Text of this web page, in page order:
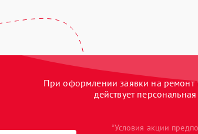
При оформлении заявки на ремонт
действует
*Условия акции